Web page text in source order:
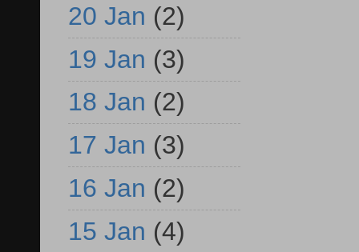
20 Jan (2)
19 Jan (3)
18 Jan (2)
17 Jan (3)
16 Jan (2)
15 Jan (4)